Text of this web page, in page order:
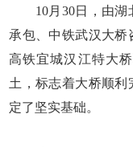
10月30日，由湖
承包、中铁武汉大桥
高铁宜城汉江特大
土，标志着大桥顺利
定了坚实基础。